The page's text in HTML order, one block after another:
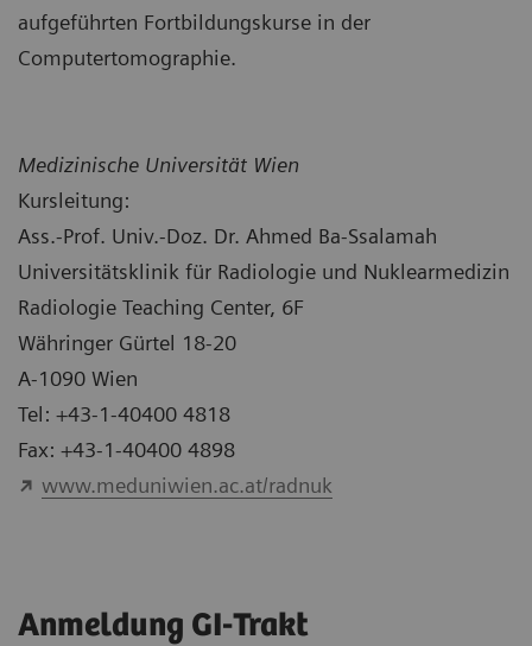
aufgeführten Fortbildungskurse in der
Computertomographie.
Medizinische Universität Wien
Kursleitung:
Ass.-Prof. Univ.-Doz. Dr. Ahmed Ba-Ssalamah
Universitätsklinik für Radiologie und Nuklearmedizin
Radiologie Teaching Center, 6F
Währinger Gürtel 18-20
A-1090 Wien
Tel: +43-1-40400 4818
Fax: +43-1-40400 4898
www.meduniwien.ac.at/radnuk
Anmeldung GI-Trakt